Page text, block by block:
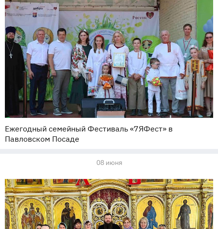
Ежегодный семейный Фестиваль «7ЯФест» в
Павловском Посаде
08 июня